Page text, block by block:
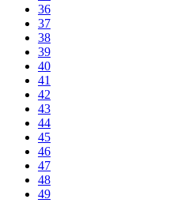
36
37
38
39
40
41
42
43
44
45
46
47
48
49